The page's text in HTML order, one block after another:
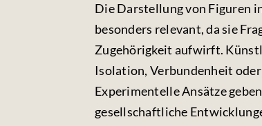
Die Darstellung von Figuren
besonders relevant, da sie
Zugehörigkeit aufwirft.
Isolation, Verbundenheit
Experimentelle Ansätze
gesellschaftliche